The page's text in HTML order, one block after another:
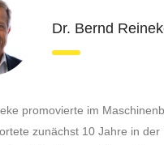
Dr. Bernd
promovierte im
zunächst 10 Jahre in der